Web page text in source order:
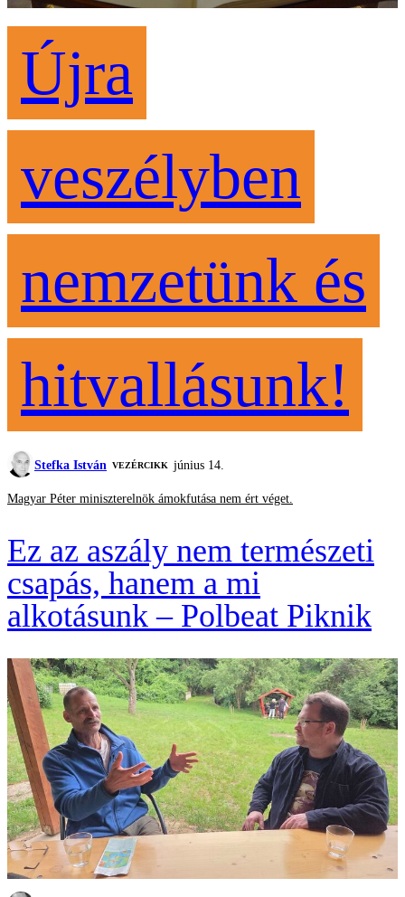
Újra
veszélyben
nemzetünk és
hitvallásunk!
Stefka István VEZÉRCIKK június 14.
Magyar Péter miniszterelnök ámokfutása nem ért véget.
Ez az aszály nem természeti
csapás, hanem a mi
alkotásunk – Polbeat Piknik